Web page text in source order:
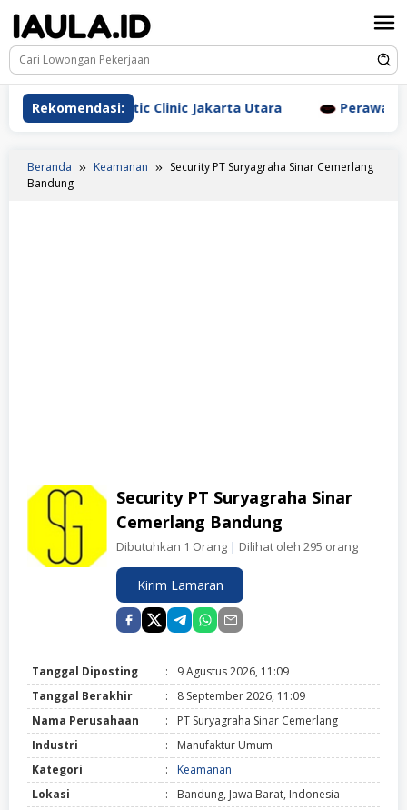
konten
Rekomendasi:
Aesthetic Clinic Jakarta Utara Perawat Dr.
Beranda Keamanan
Security PT Suryagraha Sinar Cemerlang
Bandung
Security PT Suryagraha Sinar
Cemerlang Bandung
Dibutuhkan 1 Orang | Dilihat oleh 295 orang
Kirim Lamaran
Tanggal Diposting :
9 Agustus 2026, 11:09
Tanggal Berakhir
:
8 September 2026, 11:09
Nama Perusahaan
:
PT Suryagraha Sinar Cemerlang
Industri
:
Manufaktur Umum
Kategori
:
Keamanan
Lokasi
: Bandung, Jawa Barat, Indonesia